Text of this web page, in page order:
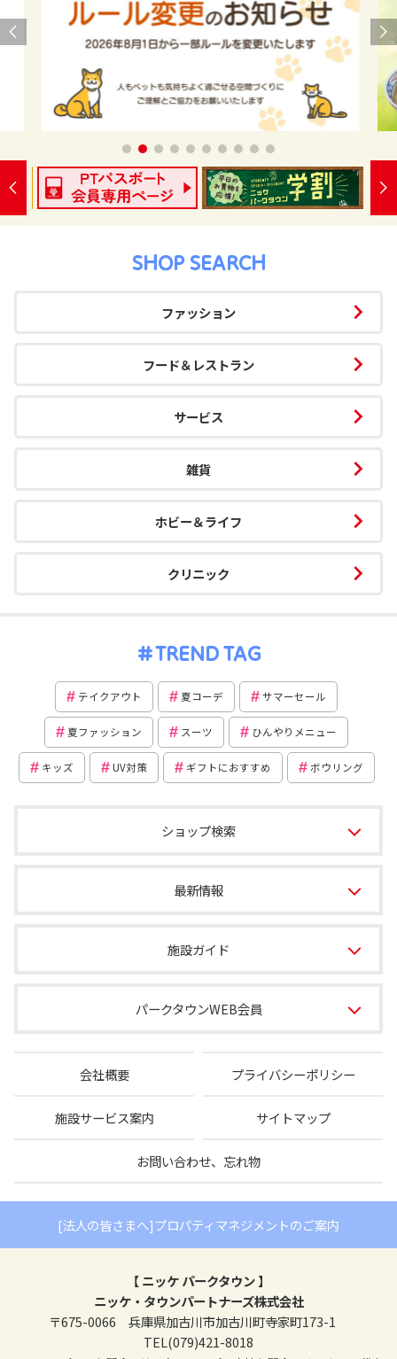
SHOP SEARCH
ファッション
フード＆レストラン
サービス
雑貨
ホビー＆ライフ
クリニック
TREND TAG
テイクアウト 夏コーデ サマーセール
夏ファッション スーツ ひんやりメニュー
キッズ UV対策 ギフトにおすすめ ボウリング
ショップ検索
最新情報
施設ガイド
パークタウンWEB会員
会社概要 プライバシーポリシー
施設サービス案内 サイトマップ
お問い合わせ、忘れ物
[法人の皆さまへ]プロパティマネジメントのご案内
【 ニッケ パークタウン 】
ニッケ・タウンパートナーズ株式会社
〒675-0066 兵庫県加古川市加古川町寺家町173-1
TEL(079)421-8018